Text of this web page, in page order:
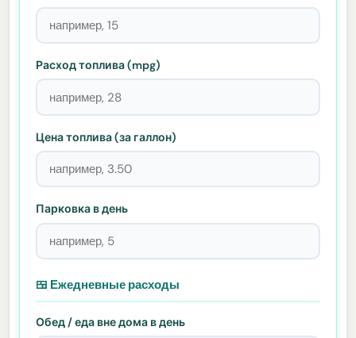
Расход топлива (mpg)
Цена топлива (за галлон)
Парковка в день
🍱 Ежедневные расходы
Обед / еда вне дома в день